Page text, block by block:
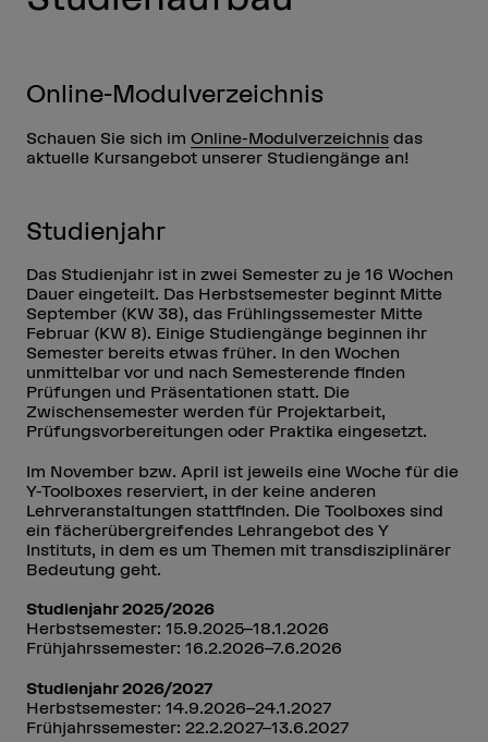
Online-Modulverzeichnis
Schauen Sie sich im Online-Modulverzeichnisdas
aktuelle Kursangebot unserer Studiengänge an!
Studienjahr
Das Studienjahr ist in zwei Semester zu je 16 Wochen
Dauer eingeteilt. Das Herbstsemester beginnt Mitte
September (KW 38), das Frühlingssemester Mitte
Februar (KW 8). Einige Studiengänge beginnen ihr
Semester bereits etwas früher. In den Wochen
unmittelbar vor und nach Semesterende finden
Prüfungen und Präsentationen statt. Die
Zwischensemester werden für Projektarbeit,
Prüfungsvorbereitungen oder Praktika eingesetzt.
Im November bzw. April ist jeweils eine Woche für die
Y-Toolboxes reserviert, in der keine anderen
Lehrveranstaltungen stattfinden. Die Toolboxes sind
ein fächerübergreifendes Lehrangebot des Y
Instituts, in dem es um Themen mit transdisziplinärer
Bedeutung geht.
Studienjahr 2025/2026
Herbstsemester: 15.9.2025–18.1.2026
Frühjahrssemester: 16.2.2026–7.6.2026
Studienjahr 2026/2027
Herbstsemester: 14.9.2026–24.1.2027
Frühjahrssemester: 22.2.2027–13.6.2027